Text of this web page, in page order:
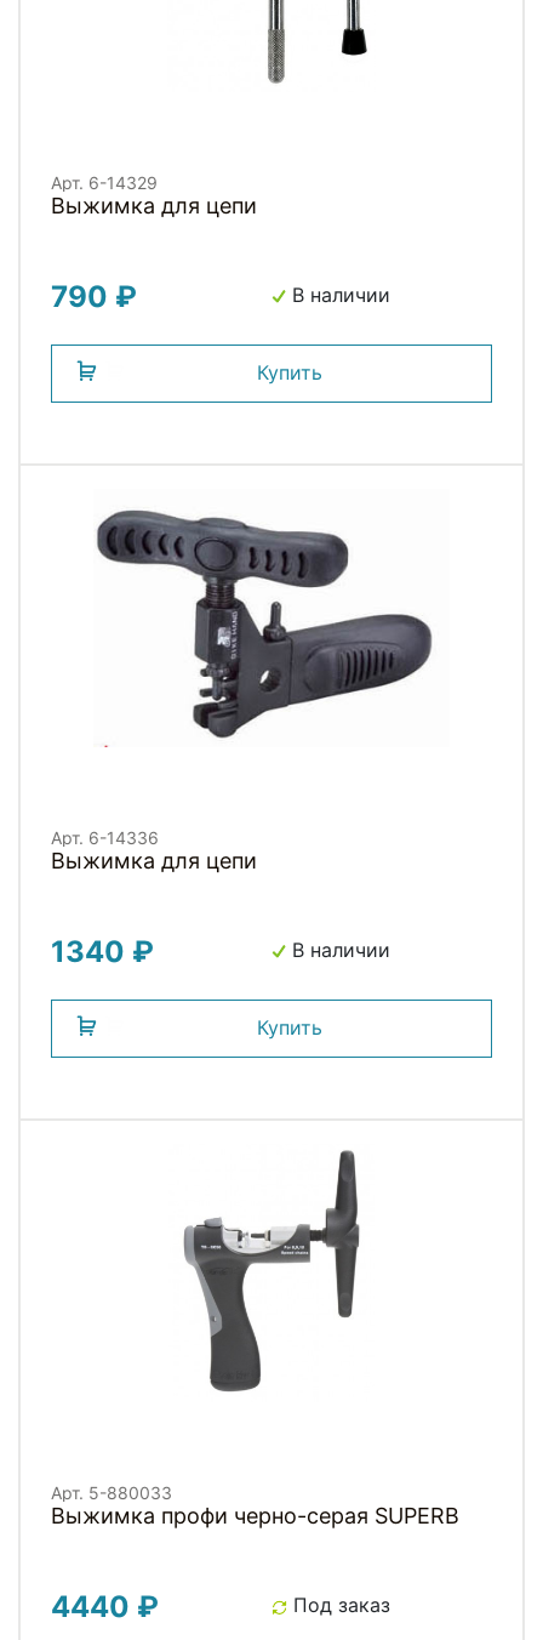
Арт. 6-14329
Выжимка для цепи
790 ₽ В наличии
Купить
Арт. 6-14336
Выжимка для цепи
1340 ₽ В наличии
Купить
Арт. 5-880033
Выжимка профи черно-серая SUPERB
4440 ₽ Под заказ